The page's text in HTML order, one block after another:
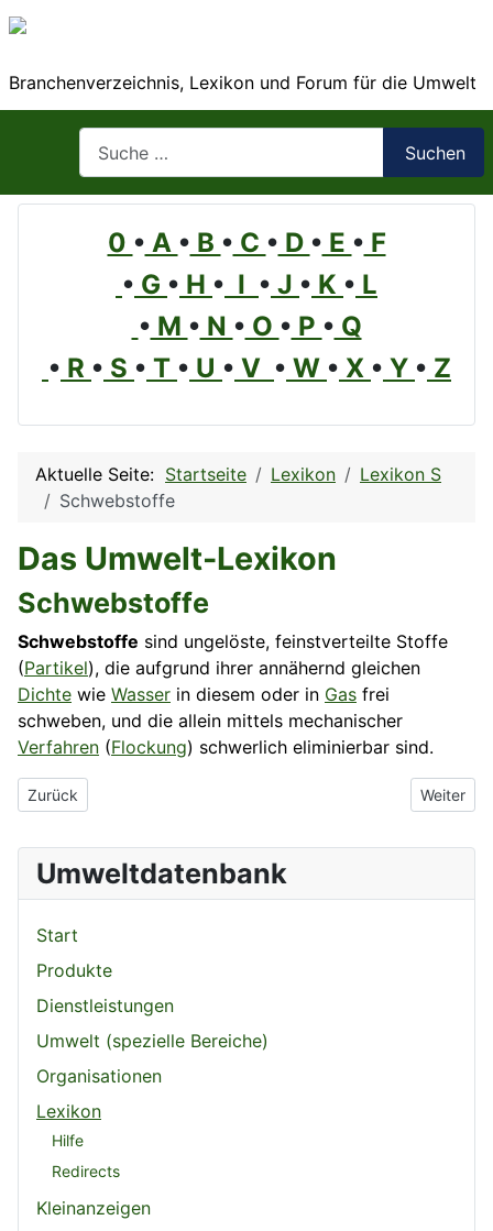
Branchenverzeichnis, Lexikon und Forum für die Umwelt
Suchen
0 • A • B • C • D • E • F
• G • H • I • J • K • L
• M • N • O • P • Q
• R • S • T • U • V • W • X • Y • Z
Aktuelle Seite: Startseite Lexikon
Lexikon S
Schwebstoffe
Das Umwelt-Lexikon
Schwebstoffe
Schwebstoffe sind ungelöste, feinstverteilte Stoffe
(Partikel), die aufgrund ihrer annähernd gleichen
Dichte wie Wasser in diesem oder in Gas frei
schweben, und die allein mittels mechanischer
Verfahren (Flockung) schwerlich eliminierbar sind.
Vorheriger Beitrag: Schwebeteilchen
Zurück Nächster
Weiter
Umweltdatenbank
Start
Produkte
Dienstleistungen
Umwelt (spezielle Bereiche)
Organisationen
Lexikon
Hilfe
Redirects
Kleinanzeigen